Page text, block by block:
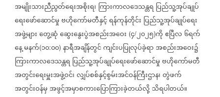
အမျိုးသားညီညွတ်ရေးအစိုးရ၊ ကြားကာလဒေသန္တရ ပြည်သူ့အုပ်ချုပ်
ရေးဖော်ဆောင်မှုဗဟိုကော်မတီနှင့်ရန်ကုန်တိုင်း ပြည်သူ့အုပ်ချုပ်ရေး
အဖွဲ့များတွေ့ဆုံဆွေးနွေးပွဲအစည်းအဝေး (၄/၂၀၂၅)ကိုဧပြီလ ၆ရက်
နေ့မနက်(၁၀:၀၀) နာရီအချိန်တွင်ကျင်းပပြုလုပ်ခဲ့ရာအစည်းအဝေး၌
ကြားကာလဒေသန္တရ ပြည်သူ့အုပ်ချုပ်ရေးဖော်ဆောင်မှုဗဟိုကော်မတီ
အတွင်းရေးမှူးအဖွဲ့ဝင်၊လျှပ်စစ်နှင့်စွမ်းအင်ဝန်ကြီးဌာန၊တွဲဖက်
အတွင်းဝန်မှအဖွင့်အမှာစကား‌ပြောကြားခဲ့တယ်လို့သိရပါတယ်။